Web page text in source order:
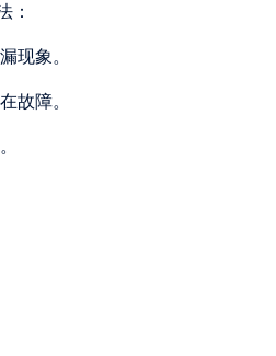
：
现象。
故障。